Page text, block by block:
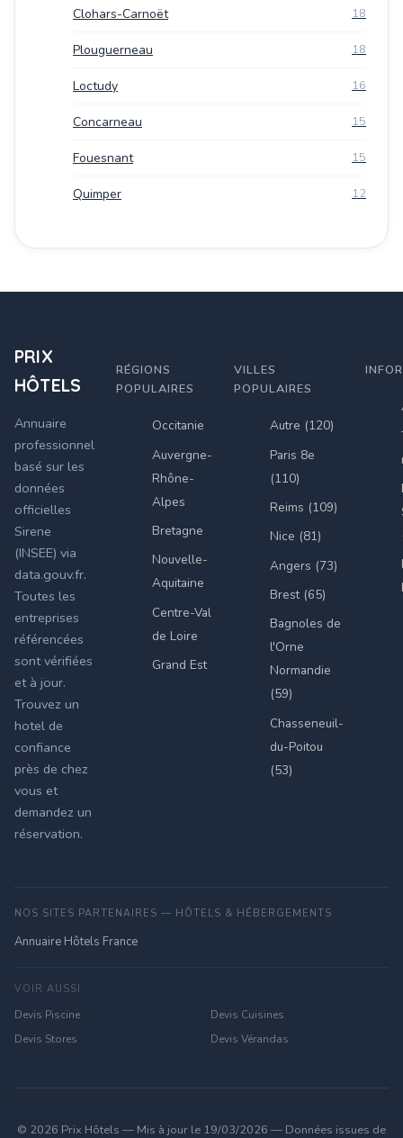
Clohars-Carnoët 18
Plouguerneau 18
Loctudy 16
Concarneau 15
Fouesnant 15
Quimper 12
PRIX
HÔTELS
Annuaire
professionnel
basé sur les
données
officielles
Sirene
(INSEE) via
data.gouv.fr.
Toutes les
entreprises
référencées
sont vérifiées
et à jour.
Trouvez un
hotel de
confiance
près de chez
vous et
demandez un
réservation.
RÉGIONS
POPULAIRES
Occitanie
Auvergne-
Rhône-
Alpes
Bretagne
Nouvelle-
Aquitaine
Centre-Val
de Loire
Grand Est
VILLES
POPULAIRES
Autre (120)
Paris 8e
(110)
Reims (109)
Nice (81)
Angers (73)
Brest (65)
Bagnoles de
l'Orne
Normandie
(59)
Chasseneuil-
du-Poitou
(53)
NOS SITES PARTENAIRES — HÔTELS & HÉBERGEMENTS
Annuaire Hôtels France
VOIR AUSSI
Devis Piscine
Devis Cuisines
Devis Stores
Devis Vérandas
© 2026 Prix Hôtels — Mis à jour le 19/03/2026 — Données issues de